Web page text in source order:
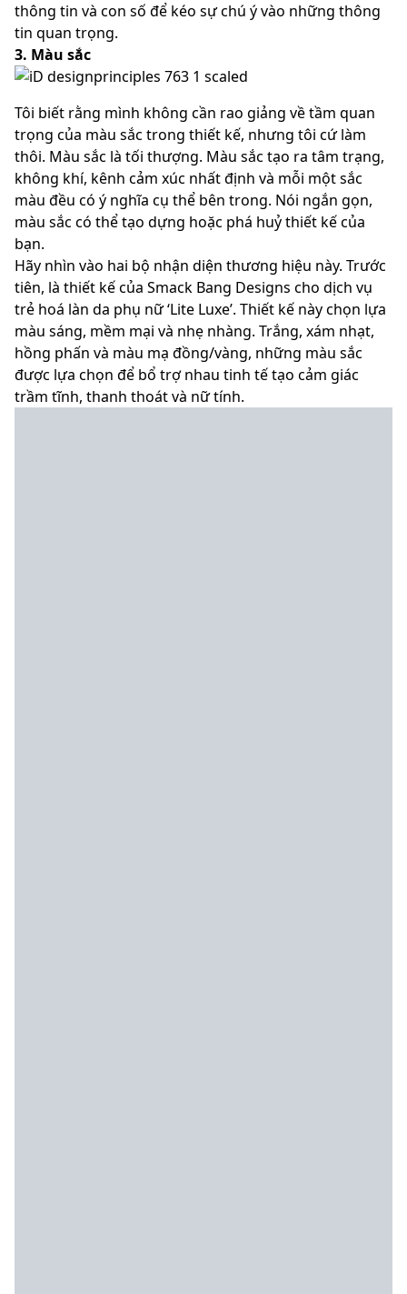
thông tin và con số để kéo sự chú ý vào những thông
tin quan trọng.
3. Màu sắc
Tôi biết rằng mình không cần rao giảng về tầm quan
trọng của màu sắc trong thiết kế, nhưng tôi cứ làm
thôi. Màu sắc là tối thượng. Màu sắc tạo ra tâm trạng,
không khí, kênh cảm xúc nhất định và mỗi một sắc
màu đều có ý nghĩa cụ thể bên trong. Nói ngắn gọn,
màu sắc có thể tạo dựng hoặc phá huỷ thiết kế của
bạn.
Hãy nhìn vào hai bộ nhận diện thương hiệu này. Trước
tiên, là thiết kế của Smack Bang Designs cho dịch vụ
trẻ hoá làn da phụ nữ ‘Lite Luxe’. Thiết kế này chọn lựa
màu sáng, mềm mại và nhẹ nhàng. Trắng, xám nhạt,
hồng phấn và màu mạ đồng/vàng, những màu sắc
được lựa chọn để bổ trợ nhau tinh tế tạo cảm giác
trầm tĩnh, thanh thoát và nữ tính.